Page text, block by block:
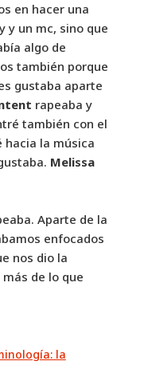
en hacer una
y un mc, sino que
algo de
también porque
gustaba aparte
rapeaba y
también con el
hacia la música
Melissa
Aparte de la
enfocados
nos dio la
de lo que
la